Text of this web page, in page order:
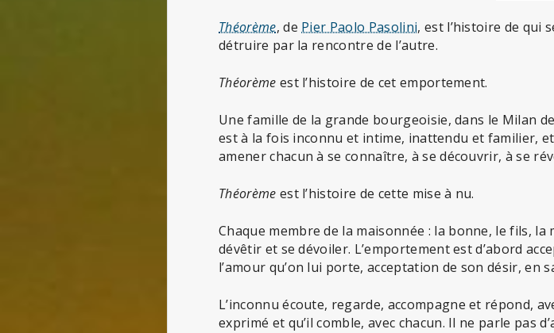
Théorème, de Pier Paolo Pasolini, est l’histoire de qui
détruire par la rencontre de l’autre.
Théorème est l’histoire de cet emportement.
Une famille de la grande bourgeoisie, dans le Milan
est à la fois inconnu et intime, inattendu et familier,
amener chacun à se connaître, à se découvrir, à se
Théorème est l’histoire de cette mise à nu.
Chaque membre de la maisonnée : la bonne, le fils,
dévêtir et se dévoiler. L’emportement est d’abord
l’amour qu’on lui porte, acceptation de son désir, en
L’inconnu écoute, regarde, accompagne et répond,
exprimé et qu’il comble, avec chacun. Il ne parle pas